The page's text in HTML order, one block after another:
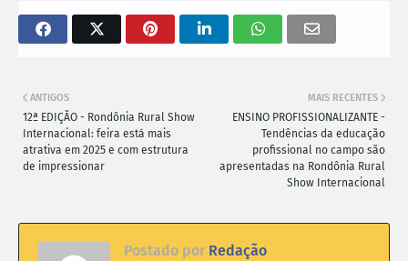
MAIS RECENTES
ENSINO PROFISSIONALIZANTE -
Tendências da educação
profissional no campo são
apresentadas na Rondônia Rural
Show Internacional
ANTIGOS
12ª EDIÇÃO - Rondônia Rural Show
Internacional: feira está mais
atrativa em 2025 e com estrutura
de impressionar
Postado por Redação